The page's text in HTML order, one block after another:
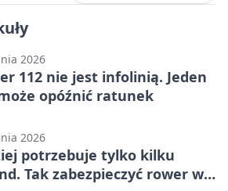
2026
112 nie jest infolinią. Jeden
opóźnić ratunek
2026
potrzebuje tylko kilku
Tak zabezpieczyć rower w